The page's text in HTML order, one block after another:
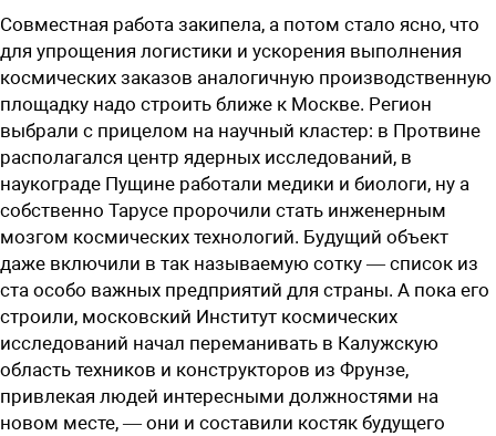
Совместная работа закипела, а потом стало ясно, что
для упрощения логистики и ускорения выполнения
космических заказов аналогичную производственную
площадку надо строить ближе к Москве. Регион
выбрали с прицелом на научный кластер: в Протвине
располагался центр ядерных исследований, в
наукограде Пущине работали медики и биологи, ну а
собственно Тарусе пророчили стать инженерным
мозгом космических технологий. Будущий объект
даже включили в так называемую сотку — список из
ста особо важных предприятий для страны. А пока его
строили, московский Институт космических
исследований начал переманивать в Калужскую
область техников и конструкторов из Фрунзе,
привлекая людей интересными должностями на
новом месте, — они и составили костяк будущего